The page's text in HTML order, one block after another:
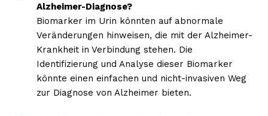
Alzheimer-Diagnose?
Biomarker im Urin könnten auf abnormale
Veränderungen hinweisen, die mit der Alzheimer-
Krankheit in Verbindung stehen. Die
Identifizierung und Analyse dieser Biomarker
könnte einen einfachen und nicht-invasiven Weg
zur Diagnose von Alzheimer bieten.